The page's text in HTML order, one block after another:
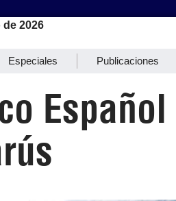
2026
Especiales Publicaciones